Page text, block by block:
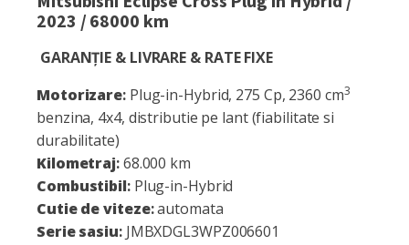
2023 / 68000 km
GARANȚIE & LIVRARE & RATE FIXE
Motorizare:Plug-in-Hybrid, 275 Cp, 2360 cm3
benzina, 4x4, distributie pe lant (fiabilitate si
durabilitate)
Kilometraj:68.000 km
Combustibil:Plug-in-Hybrid
Cutie de viteze:automata
Serie sasiu:JMBXDGL3WPZ006601